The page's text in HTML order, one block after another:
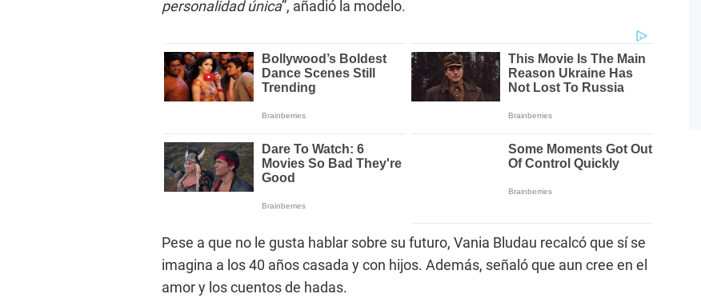
personalidad única”, añadió la modelo.
Pese a que no le gusta hablar sobre su futuro, Vania Bludau recalcó que sí se
imagina a los 40 años casada y con hijos. Además, señaló que aun cree en el
amor y los cuentos de hadas.